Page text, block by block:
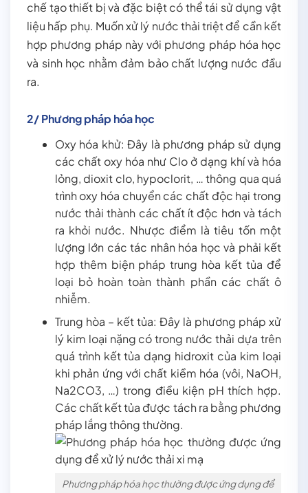
chế tạo thiết bị và đặc biệt có thể tái sử dụng vật
liệu hấp phụ. Muốn xử lý nước thải triệt để cần kết
hợp phương pháp này với phương pháp hóa học
và sinh học nhằm đảm bảo chất lượng nước đầu
ra.
2/ Phương pháp hóa học
Oxy hóa khử: Đây là phương pháp sử dụng
các chất oxy hóa như Clo ở dạng khí và hóa
lỏng, dioxit clo, hypoclorit, … thông qua quá
trình oxy hóa chuyển các chất độc hại trong
nước thải thành các chất ít độc hơn và tách
ra khỏi nước. Nhược điểm là tiêu tốn một
lượng lớn các tác nhân hóa học và phải kết
hợp thêm biện pháp trung hòa kết tủa để
loại bỏ hoàn toàn thành phần các chất ô
nhiễm.
Trung hòa – kết tủa: Đây là phương pháp xử
lý kim loại nặng có trong nước thải dựa trên
quá trình kết tủa dạng hidroxit của kim loại
khi phản ứng với chất kiềm hóa (vôi, NaOH,
Na2CO3, …) trong điều kiện pH thích hợp.
Các chất kết tủa được tách ra bằng phương
pháp lắng thông thường.
Phương pháp hóa học thường được ứng dụng để